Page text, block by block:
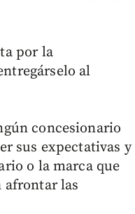
por la
al
concesionario
sus expectativas y
o la marca que
afrontar las